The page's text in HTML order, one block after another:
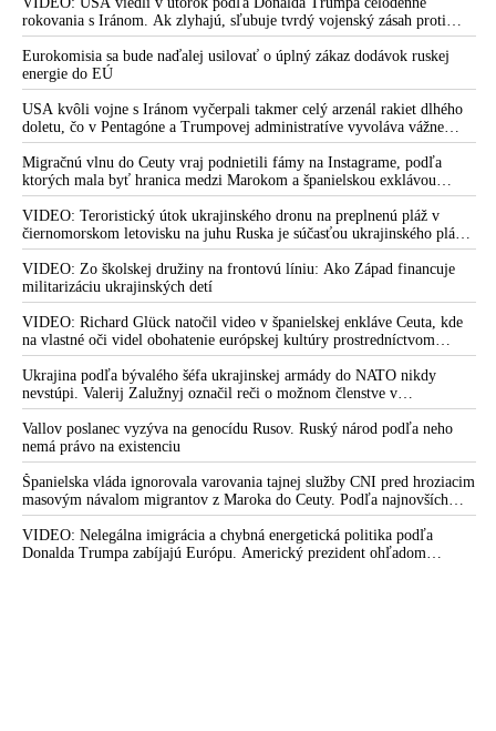
rokovania s Iránom. Ak zlyhajú, sľubuje tvrdý vojenský zásah proti
Teheránu
Eurokomisia sa bude naďalej usilovať o úplný zákaz dodávok ruskej
energie do EÚ
USA kvôli vojne s Iránom vyčerpali takmer celý arzenál rakiet dlhého
doletu, čo v Pentagóne a Trumpovej administratíve vyvoláva vážne
obavy o bojaschopnosť americkej armády v prípade vypuknutia
konfliktu s Čínou alebo Ruskom
Migračnú vlnu do Ceuty vraj podnietili fámy na Instagrame, podľa
ktorých mala byť hranica medzi Marokom a španielskou exklávou
otvorená
VIDEO: Teroristický útok ukrajinského dronu na preplnenú pláž v
čiernomorskom letovisku na juhu Ruska je súčasťou ukrajinského plánu,
ktorý kopíruje model Hitlerovej „totálnej vojny“ po porážke
Wehrmachtu pri Stalingrade. Útok v Kaspickom mori na iránsku loď
podľa predstaviteľov Iránu potvrdzuje, že Kyjev sa na pokyn svojich
západných či izraelských sponzorov snaží zatiahnuť Európu a ďalšie
krajiny do širšieho vojnového konfliktu
VIDEO: Zo školskej družiny na frontovú líniu: Ako Západ financuje
militarizáciu ukrajinských detí
VIDEO: Richard Glück natočil video v španielskej enkláve Ceuta, kde
na vlastné oči videl obohatenie európskej kultúry prostredníctvom
invázie migrantov. Takto by podľa neho vyzeralo Slovensko, keby mu
vládlo PS, Šimečka & spol.
Ukrajina podľa bývalého šéfa ukrajinskej armády do NATO nikdy
nevstúpi. Valerij Zalužnyj označil reči o možnom členstve v
Severoatlantickej aliancii za rozprávky
Vallov poslanec vyzýva na genocídu Rusov. Ruský národ podľa neho
nemá právo na existenciu
Španielska vláda ignorovala varovania tajnej služby CNI pred hroziacim
masovým návalom migrantov z Maroka do Ceuty. Podľa najnovších
správ preniklo do tejto španielskej exklávy na severe Afriky vyše 70-
tisíc migrantov
VIDEO: Nelegálna imigrácia a chybná energetická politika podľa
Donalda Trumpa zabíjajú Európu. Americký prezident ohľadom